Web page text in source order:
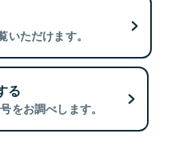
ただけます。
る
をお調べします。